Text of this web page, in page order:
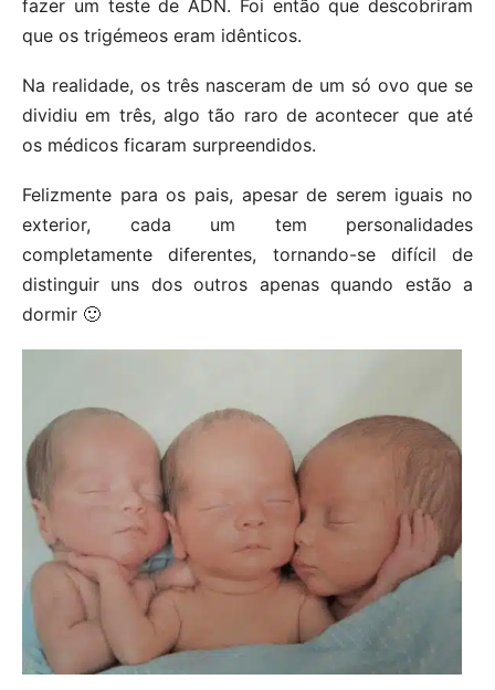
fazer um teste de ADN. Foi então que descobriram
que os trigémeos eram idênticos.
Na realidade, os três nasceram de um só ovo que se
dividiu em três, algo tão raro de acontecer que até
os médicos ficaram surpreendidos.
Felizmente para os pais, apesar de serem iguais no
exterior, cada um tem personalidades
completamente diferentes, tornando-se difícil de
distinguir uns dos outros apenas quando estão a
dormir 🙂